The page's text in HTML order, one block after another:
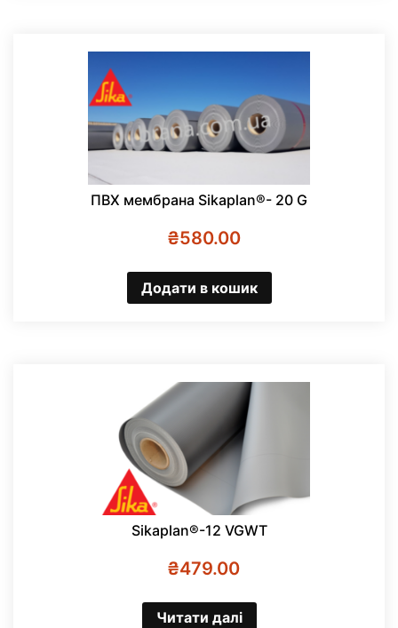
ПВХ мембрана Sikaplan®- 20 G
₴580.00
Додати в кошик
Sikaplan®-12 VGWT
₴479.00
Читати далі